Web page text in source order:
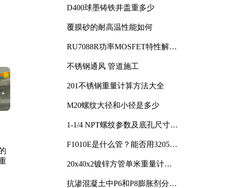
D400球墨铸铁井盖重多少
覆膜砂的耐高温性能如何
RU7088R功率MOSFET特性解析
不锈钢通风 管道施工
201不锈钢重量计算方法大全
M20螺纹大径和小径是多少
1-1/4 NPT螺纹参数及底孔尺寸详
F1010E是什么管？能否用3205或
20x40x2镀锌方管单米重量计算
抗渗混凝土中P6和P8膨胀剂分别